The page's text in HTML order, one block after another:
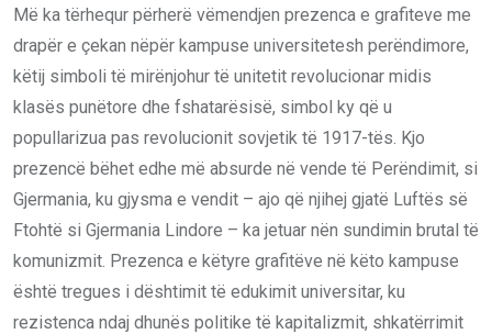
Më ka tërhequr përherë vëmendjen prezenca e grafiteve me
drapër e çekan nëpër kampuse universitetesh perëndimore,
këtij simboli të mirënjohur të unitetit revolucionar midis
klasës punëtore dhe fshatarësisë, simbol ky që u
popullarizua pas revolucionit sovjetik të 1917-tës. Kjo
prezencë bëhet edhe më absurde në vende të Perëndimit, si
Gjermania, ku gjysma e vendit – ajo që njihej gjatë Luftës së
Ftohtë si Gjermania Lindore – ka jetuar nën sundimin brutal të
komunizmit. Prezenca e këtyre grafitëve në këto kampuse
është tregues i dështimit të edukimit universitar, ku
rezistenca ndaj dhunës politike të kapitalizmit, shkatërrimit